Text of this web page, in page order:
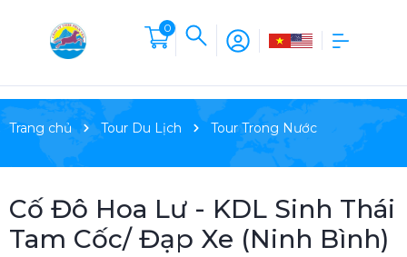
0
Trang chủ Tour Du Lịch Tour Trong Nước
Cố Đô Hoa Lư - KDL Sinh Thái
Tam Cốc/ Đạp Xe (Ninh Bình)